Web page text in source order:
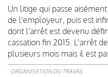
Un litige qui passe
de l'employeur, puis est
dont l'arrêt est devenu
cassation fin 2015. L'arrêt
plusieurs mois mais il est
ORGANISATION DU TRAVAIL